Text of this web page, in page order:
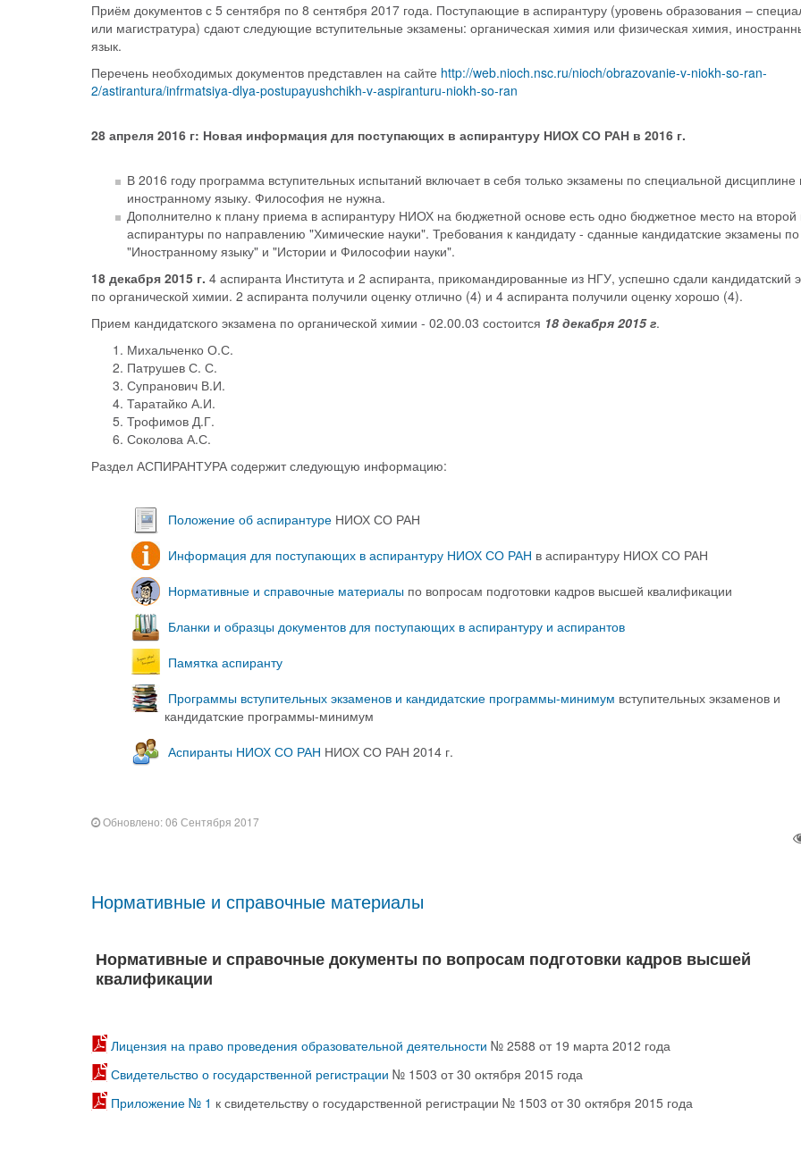
Приём документов с 5 сентября по 8 сентября 2017 года. Поступающие в аспирантуру (уровень образования –
или магистратура) сдают следующие вступительные экзамены: органическая химия или физическая химия,
язык.
Перечень необходимых документов представлен на сайте http://web.nioch.nsc.ru/nioch/obrazovanie-v-niokh-so-ran-
2/astirantura/infrmatsiya-dlya-postupayushchikh-v-aspiranturu-niokh-so-ran
28 апреля 2016 г: Новая информация для поступающих в аспирантуру НИОХ СО РАН в 2016 г.
В 2016 году программа вступительных испытаний включает в себя только экзамены по специальной дисциплине
иностранному языку. Философия не нужна.
Дополнително к плану приема в аспирантуру НИОХ на бюджетной основе есть одно бюджетное место на второй
аспирантуры по направлению "Химические науки". Требования к кандидату - сданные кандидатские экзамены по
"Иностранному языку" и "Истории и Философии науки".
18 декабря 2015 г. 4 аспиранта Института и 2 аспиранта, прикомандированные из НГУ, успешно сдали кандидатский
по органической химии. 2 аспиранта получили оценку отлично (4) и 4 аспиранта получили оценку хорошо (4).
Прием кандидатского экзамена по органической химии - 02.00.03 состоится 18 декабря 2015 г.
Михальченко О.С.
Патрушев С. С.
Супранович В.И.
Таратайко А.И.
Трофимов Д.Г.
Соколова А.С.
Раздел АСПИРАНТУРА содержит следующую информацию:
Положение об аспирантуре НИОХ СО РАН
Информация для поступающих в аспирантуру НИОХ СО РАН в аспирантуру НИОХ СО РАН
Нормативные и справочные материалы по вопросам подготовки кадров высшей квалификации
Бланки и образцы документов для поступающих в аспирантуру и аспирантов
Памятка аспиранту
Программы вступительных экзаменов и кандидатские программы-минимум вступительных экзаменов и
кандидатские программы-минимум
Аспиранты НИОХ СО РАН НИОХ СО РАН 2014 г.
Обновлено: 06 Сентября 2017
Нормативные и справочные материалы
Нормативные и справочные документы по вопросам подготовки кадров высшей
квалификации
Лицензия на право проведения образовательной деятельности № 2588 от 19 марта 2012 года
Свидетельство о государственной регистрации № 1503 от 30 октября 2015 года
Приложение № 1 к свидетельству о государственной регистрации № 1503 от 30 октября 2015 года